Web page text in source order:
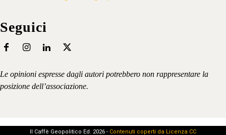
Seguici
Le opinioni espresse dagli autori potrebbero non rappresentare la
posizione dell’associazione.
Il Caffè Geopolitico Ed. 2026 - Contenuti coperti da Licenza CC